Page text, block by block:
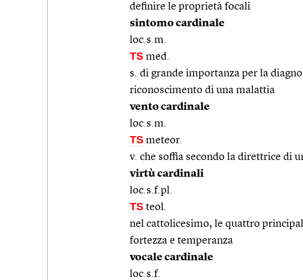
definire le proprietà focali
sintomo cardinale
loc.s.m.
TS med.
s. di grande importanza per la
riconoscimento di una malattia
vento cardinale
loc.s.m.
TS meteor.
v. che soffia secondo la direttrice di
virtù cardinali
loc.s.f.pl.
TS teol.
nel cattolicesimo, le quattro
fortezza e temperanza
vocale cardinale
loc.s.f.